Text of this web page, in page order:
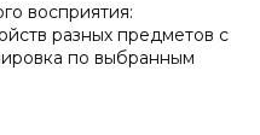
восприятия:
разных предметов с
по выбранным